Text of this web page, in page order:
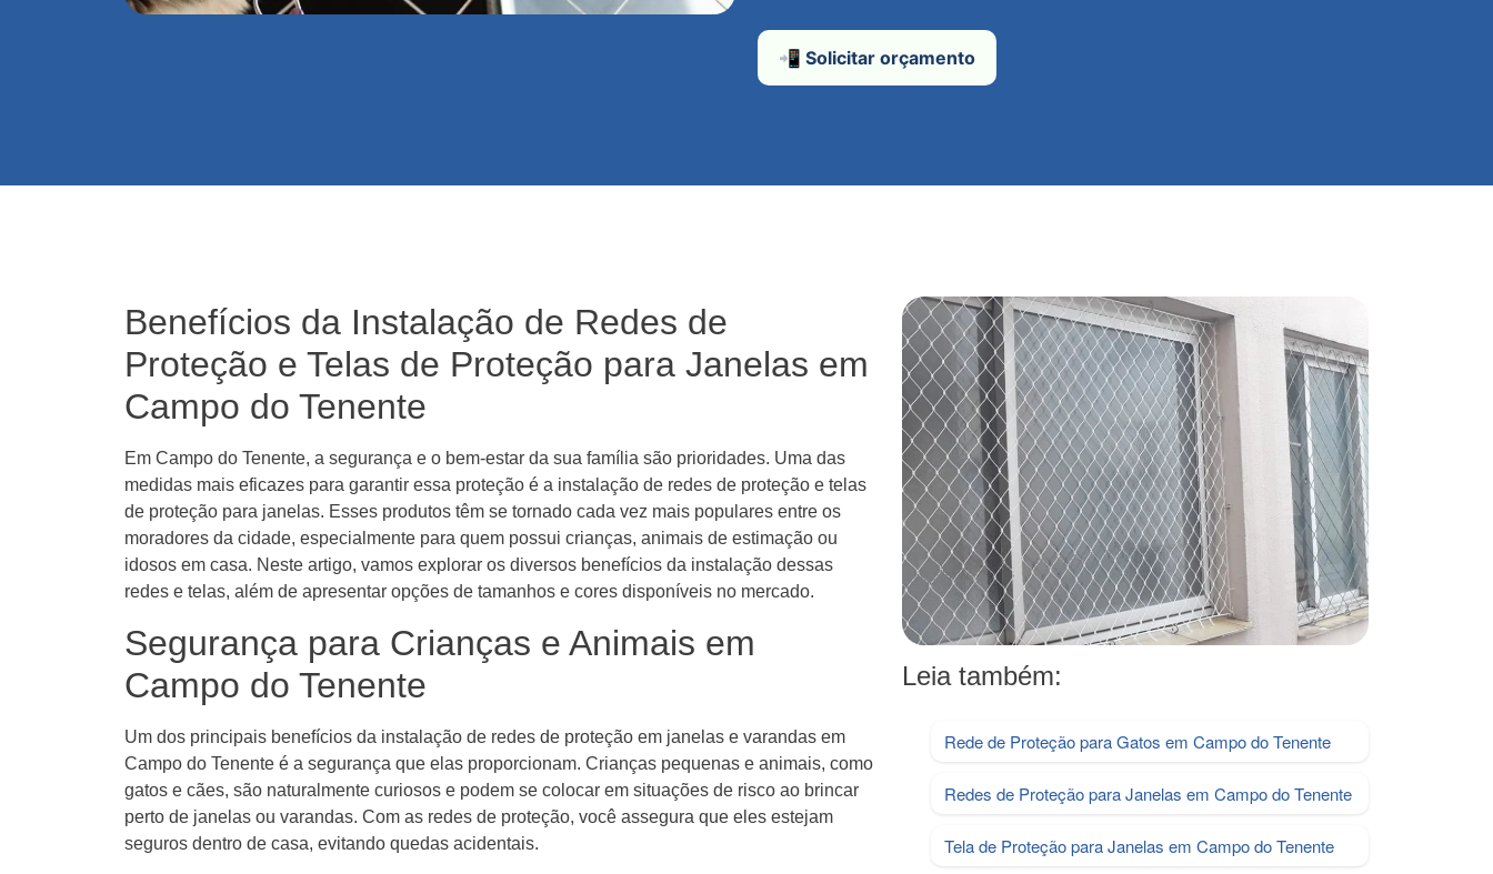
📲 Solicitar orçamento
Benefícios da Instalação de Redes de
Proteção e Telas de Proteção para Janelas em
Campo do Tenente
Em Campo do Tenente, a segurança e o bem-estar da sua família são prioridades. Uma das
medidas mais eficazes para garantir essa proteção é a instalação de redes de proteção e telas
de proteção para janelas. Esses produtos têm se tornado cada vez mais populares entre os
moradores da cidade, especialmente para quem possui crianças, animais de estimação ou
idosos em casa. Neste artigo, vamos explorar os diversos benefícios da instalação dessas
redes e telas, além de apresentar opções de tamanhos e cores disponíveis no mercado.
Segurança para Crianças e Animais em
Campo do Tenente
Um dos principais benefícios da instalação de redes de proteção em janelas e varandas em
Campo do Tenente é a segurança que elas proporcionam. Crianças pequenas e animais, como
gatos e cães, são naturalmente curiosos e podem se colocar em situações de risco ao brincar
perto de janelas ou varandas. Com as redes de proteção, você assegura que eles estejam
seguros dentro de casa, evitando quedas acidentais.
Leia também:
Rede de Proteção para Gatos em Campo do Tenente
Redes de Proteção para Janelas em Campo do Tenente
Tela de Proteção para Janelas em Campo do Tenente